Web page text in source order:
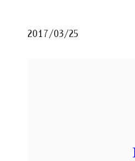
2017/03/25